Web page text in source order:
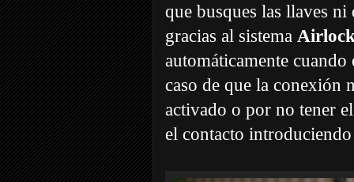
que busques las llaves
gracias al sistema
automáticamente
caso de que la conexión
activado o por no tener
el contacto